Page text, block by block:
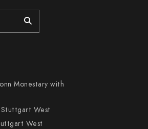
Monestary with
West
West